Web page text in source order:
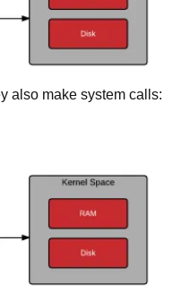
also make system calls: